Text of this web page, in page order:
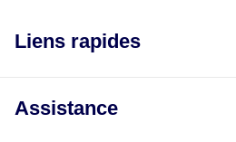
Liens rapides
Assistance